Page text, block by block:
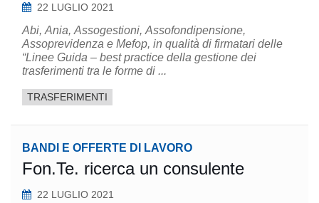
22 LUGLIO 2021
Abi, Ania, Assogestioni, Assofondipensione,
Assoprevidenza e Mefop, in qualità di firmatari delle
“Linee Guida – best practice della gestione dei
trasferimenti tra le forme di ...
TRASFERIMENTI
BANDI E OFFERTE DI LAVORO
Fon.Te. ricerca un consulente
22 LUGLIO 2021